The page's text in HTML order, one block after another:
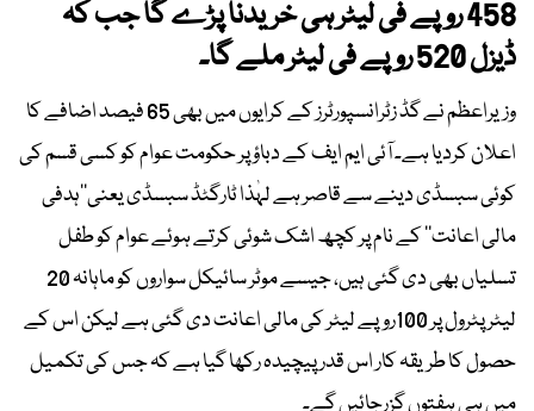
458 روپے فی لیٹر ہی خریدنا پڑے گا جب کہ
ڈیزل 520 روپے فی لیٹر ملے گا۔
وزیراعظم نے گڈ زٹرانسپورٹرز کے کرایوں میں بھی 65 فیصد اضافے کا
اعلان کردیا ہے۔ آئی ایم ایف کے دباؤ پر حکومت عوام کو کسی قسم کی
کوئی سبسڈی دینے سے قاصر ہے لہٰذا ٹارگٹڈ سبسڈی یعنی’’ہدفی
مالی اعانت‘‘ کے نام پر کچھ اشک شوئی کرتے ہوئے عوام کو طفل
تسلیاں بھی دی گئی ہیں، جیسے موٹر سائیکل سواروں کو ماہانہ 20
لیٹر پٹرول پر 100روپے لیٹر کی مالی اعانت دی گئی ہے لیکن اس کے
حصول کا طریقہ کار اس قدر پیچیدہ رکھا گیا ہے کہ جس کی تکمیل
میں ہی ہفتوں گزرجائیں گے۔